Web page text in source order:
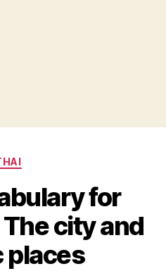
Categories
for
city and
places